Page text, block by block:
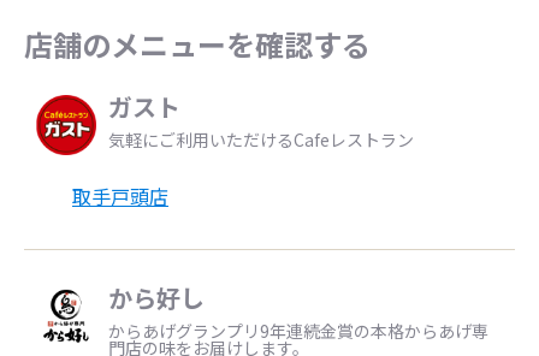
店舗のメニューを確認する
ガスト
気軽にご利用いただけるCafeレストラン
取手戸頭店
から好し
からあげグランプリ9年連続金賞の本格からあげ専
門店の味をお届けします。